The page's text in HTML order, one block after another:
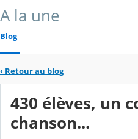
A la une
Blog
‹ Retour au blog
430 élèves, un
chanson...